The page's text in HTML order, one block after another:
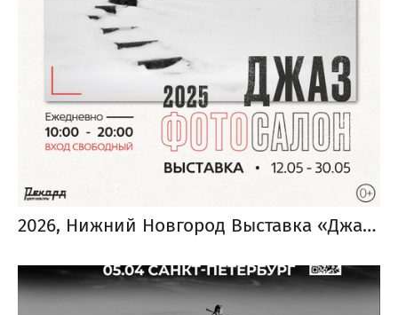
2026, Нижний Новгород Выставка «Джаз Фото Салон 2025»